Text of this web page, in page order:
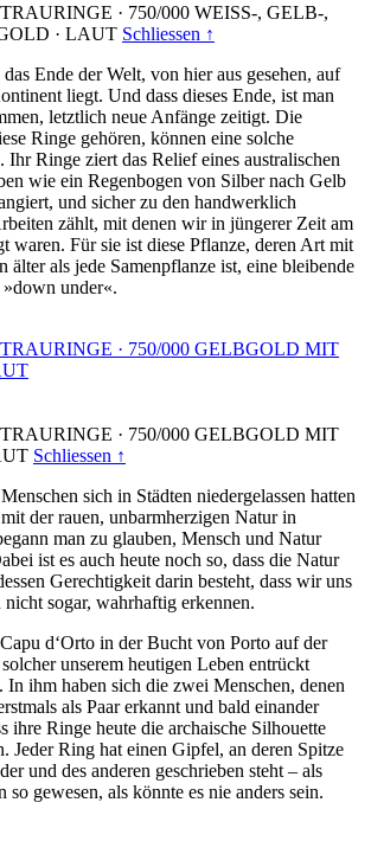
TRAURINGE · 750/000 WEISS-, GELB-,
· LAUT Schliessen ↑
Ende der Welt, von hier aus gesehen, auf
liegt. Und dass dieses Ende, ist man
letztlich neue Anfänge zeitigt. Die
Ringe gehören, können eine solche
Ihr Ringe ziert das Relief eines australischen
wie ein Regenbogen von Silber nach Gelb
und sicher zu den handwerklich
zählt, mit denen wir in jüngerer Zeit am
waren. Für sie ist diese Pflanze, deren Art mit
älter als jede Samenpflanze ist, eine bleibende
under«.
TRAURINGE · 750/000 GELBGOLD MIT
TRAURINGE · 750/000 GELBGOLD MIT
Schliessen ↑
sich in Städten niedergelassen hatten
der rauen, unbarmherzigen Natur in
man zu glauben, Mensch und Natur
ist es auch heute noch so, dass die Natur
Gerechtigkeit darin besteht, dass wir uns
sogar, wahrhaftig erkennen.
d‘Orto in der Bucht von Porto auf der
unserem heutigen Leben entrückt
In ihm haben sich die zwei Menschen, denen
als Paar erkannt und bald einander
ihre Ringe heute die archaische Silhouette
Jeder Ring hat einen Gipfel, an deren Spitze
und des anderen geschrieben steht – als
so gewesen, als könnte es nie anders sein.